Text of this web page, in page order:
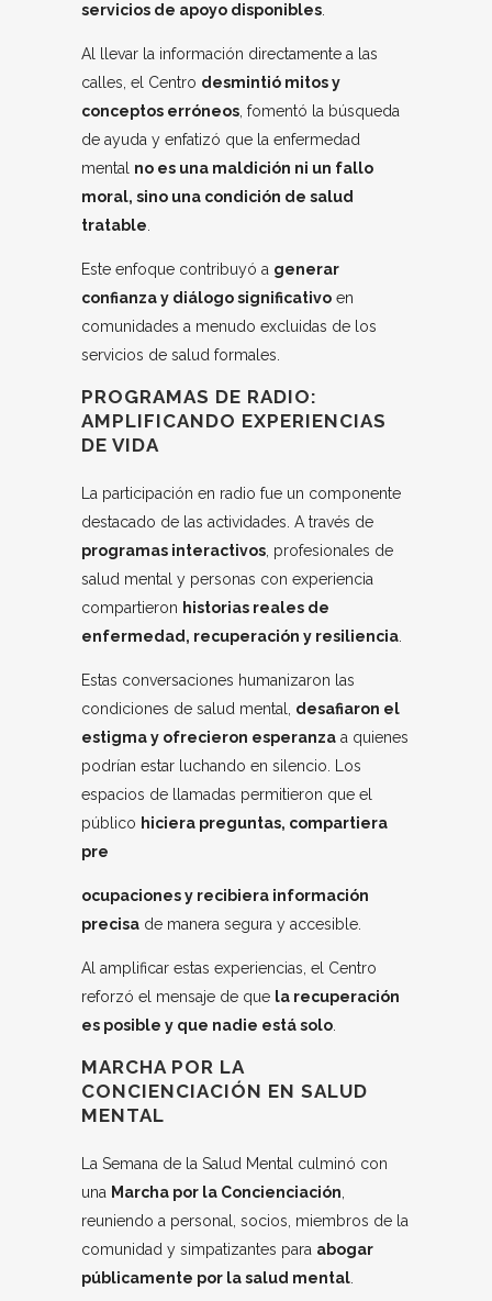
servicios de apoyo disponibles
Al llevar la información directamente a las
calles, el Centro desmintió mitos y
conceptos erróneos , fomentó la búsqueda
de ayuda y enfatizó que la enfermedad
mental no es una maldición ni un fallo
moral, sino una condición de salud
tratable
Este enfoque contribuyó a generar
confianza y diálogo significativo en
comunidades a menudo excluidas de los
servicios de salud formales.
PROGRAMAS DE RADIO:
AMPLIFICANDO EXPERIENCIAS
DE VIDA
La participación en radio fue un componente
destacado de las actividades. A través de
programas interactivos , profesionales de
salud mental y personas con experiencia
compartieron historias reales de
enfermedad, recuperación y resiliencia
Estas conversaciones humanizaron las
condiciones de salud mental, desafiaron el
estigma y ofrecieron esperanza a quienes
podrían estar luchando en silencio. Los
espacios de llamadas permitieron que el
público hiciera preguntas, compartiera
pre
ocupaciones y recibiera información
precisa de manera segura y accesible.
Al amplificar estas experiencias, el Centro
reforzó el mensaje de que la recuperación
es posible y que nadie está solo
MARCHA POR LA
CONCIENCIACIÓN EN SALUD
MENTAL
La Semana de la Salud Mental culminó con
una Marcha por la Concienciación
reuniendo a personal, socios, miembros de la
comunidad y simpatizantes para abogar
públicamente por la salud mental